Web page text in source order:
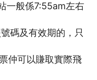
一般係7:55am左右
碼及有效期的，只
仲可以賺取實際飛